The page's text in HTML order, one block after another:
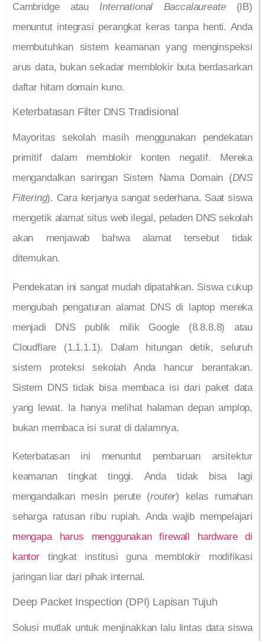
Cambridge atauInternational Baccalaureate(IB)
menuntut integrasi perangkat keras tanpa henti. Anda
membutuhkan sistem keamanan yang menginspeksi
arus data, bukan sekadar memblokir buta berdasarkan
daftar hitam domain kuno.
Keterbatasan Filter DNS Tradisional
Mayoritas sekolah masih menggunakan pendekatan
primitif dalam memblokir konten negatif. Mereka
mengandalkan saringan Sistem Nama Domain (DNS
Filtering). Cara kerjanya sangat sederhana. Saat siswa
mengetik alamat situs web ilegal, peladen DNS sekolah
akan menjawab bahwa alamat tersebut tidak
ditemukan.
Pendekatan ini sangat mudah dipatahkan. Siswa cukup
mengubah pengaturan alamat DNS di laptop mereka
menjadi DNS publik milik Google (8.8.8.8) atau
Cloudflare (1.1.1.1). Dalam hitungan detik, seluruh
sistem proteksi sekolah Anda hancur berantakan.
Sistem DNS tidak bisa membaca isi dari paket data
yang lewat. Ia hanya melihat halaman depan amplop,
bukan membaca isi surat di dalamnya.
Keterbatasan ini menuntut pembaruan arsitektur
keamanan tingkat tinggi. Anda tidak bisa lagi
mengandalkan mesin perute (router) kelas rumahan
seharga ratusan ribu rupiah. Anda wajib mempelajari
mengapa harus menggunakan firewall hardware di
kantortingkat institusi guna memblokir modifikasi
jaringan liar dari pihak internal.
Deep Packet Inspection (DPI) Lapisan Tujuh
Solusi mutlak untuk menjinakkan lalu lintas data siswa